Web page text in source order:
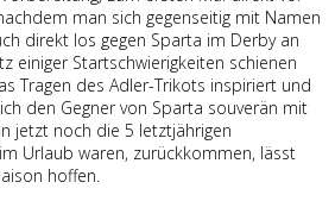
man sich gegenseitig mit Namen
direkt los gegen Sparta im Derby an
einiger Startschwierigkeiten schienen
Tragen des Adler-Trikots inspiriert und
den Gegner von Sparta souverän mit
jetzt noch die 5 letztjährigen
Urlaub waren, zurückkommen, lässt
hoffen.